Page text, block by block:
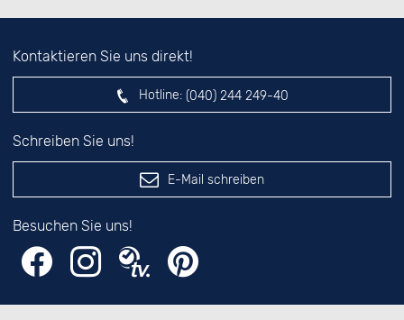
Kontaktieren Sie uns direkt!
Hotline: (040) 244 249-40
Schreiben Sie uns!
E-Mail schreiben
Besuchen Sie uns!